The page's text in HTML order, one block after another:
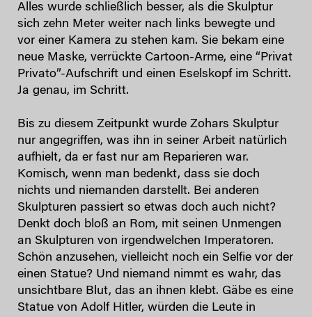
Alles wurde schließlich besser, als die Skulptur
sich zehn Meter weiter nach links bewegte und
vor einer Kamera zu stehen kam. Sie bekam eine
neue Maske, verrückte Cartoon-Arme, eine “Privat
Privato”-Aufschrift und einen Eselskopf im Schritt.
Ja genau, im Schritt.
Bis zu diesem Zeitpunkt wurde Zohars Skulptur
nur angegriffen, was ihn in seiner Arbeit natürlich
aufhielt, da er fast nur am Reparieren war.
Komisch, wenn man bedenkt, dass sie doch
nichts und niemanden darstellt. Bei anderen
Skulpturen passiert so etwas doch auch nicht?
Denkt doch bloß an Rom, mit seinen Unmengen
an Skulpturen von irgendwelchen Imperatoren.
Schön anzusehen, vielleicht noch ein Selfie vor der
einen Statue? Und niemand nimmt es wahr, das
unsichtbare Blut, das an ihnen klebt. Gäbe es eine
Statue von Adolf Hitler, würden die Leute in